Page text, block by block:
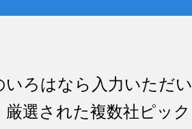
いろはなら入力いただ
厳選された複数社ピッ